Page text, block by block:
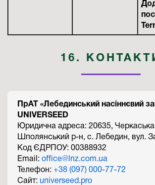
16.
ПрАТ «Лебединський насіннєвий
UNIVERSEED
Юридична адреса: 20635, Черкаська
Шполянський р-н, с. Лебедин, вул.
Код ЄДРПОУ: 00388932
Email: office@lnz.com.ua
Телефон: +38 (097) 000-77-72
Сайт: universeed.pro